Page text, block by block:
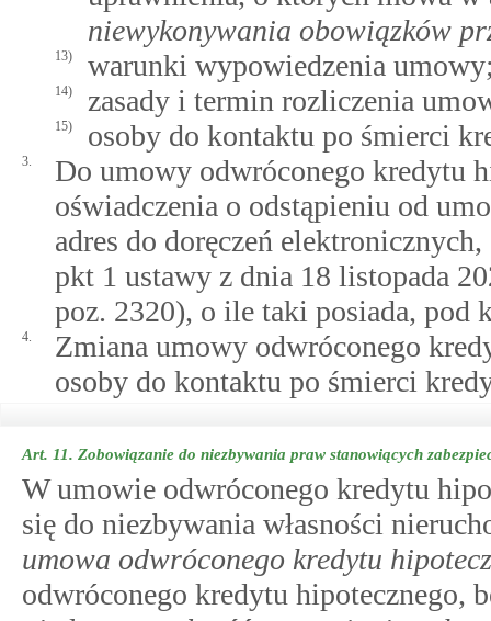
niewykonywania obowiązków
13) warunki wypowiedzenia
14) zasady i termin rozliczenia
15) osoby do kontaktu po śmierci
3.
Do umowy odwróconego kredytu
oświadczenia o odstąpieniu od
adres do doręczeń
pkt 1 ustawy z dnia 18 listopada
poz. 2320), o ile taki posiada, pod
4.
Zmiana umowy odwróconego
osoby do kontaktu po śmierci
Art. 11. Zobowiązanie do niezbywania praw stanowiących
W umowie odwróconego kredytu
się do niezbywania własności
umowa odwróconego kredytu
odwróconego kredytu hipotecznego,